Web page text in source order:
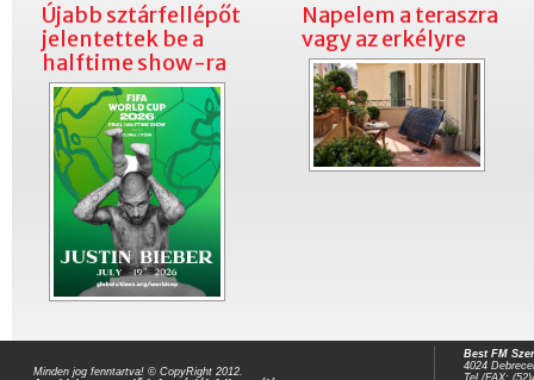
Újabb sztárfellépőt
jelentettek be a
halftime show-ra
Napelem a teraszra
vagy az erkélyre
Minden jog fenntartva! © CopyRight 2012.
Best FM
4024
Tel./FAX: